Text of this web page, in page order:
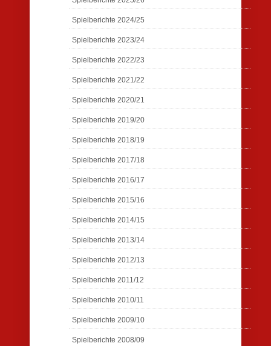
Spielberichte 2024/25
Spielberichte 2023/24
Spielberichte 2022/23
Spielberichte 2021/22
Spielberichte 2020/21
Spielberichte 2019/20
Spielberichte 2018/19
Spielberichte 2017/18
Spielberichte 2016/17
Spielberichte 2015/16
Spielberichte 2014/15
Spielberichte 2013/14
Spielberichte 2012/13
Spielberichte 2011/12
Spielberichte 2010/11
Spielberichte 2009/10
Spielberichte 2008/09